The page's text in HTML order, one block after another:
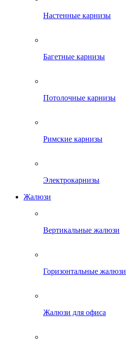
Настенные карнизы
Багетные карнизы
Потолочные карнизы
Римские карнизы
Электрокарнизы
Жалюзи
Вертикальные жалюзи
Горизонтальные жалюзи
Жалюзи для офиса